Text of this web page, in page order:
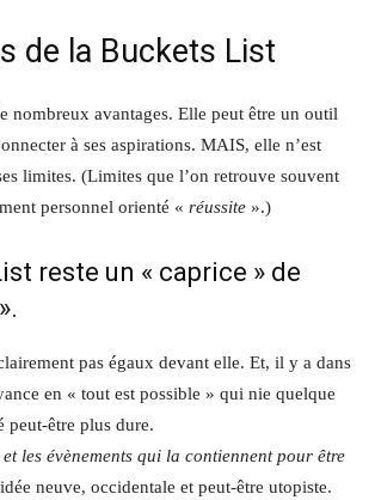
de la Buckets List
nombreux avantages. Elle peut être un outil
à ses aspirations. MAIS, elle n’est
limites. (Limites que l’on retrouve souvent
personnel orienté « réussite ».)
reste un « caprice » de
pas égaux devant elle. Et, il y a dans
en « tout est possible » qui nie quelque
peut-être plus dure.
les évènements qui la contiennent pour être
neuve, occidentale et peut-être utopiste.